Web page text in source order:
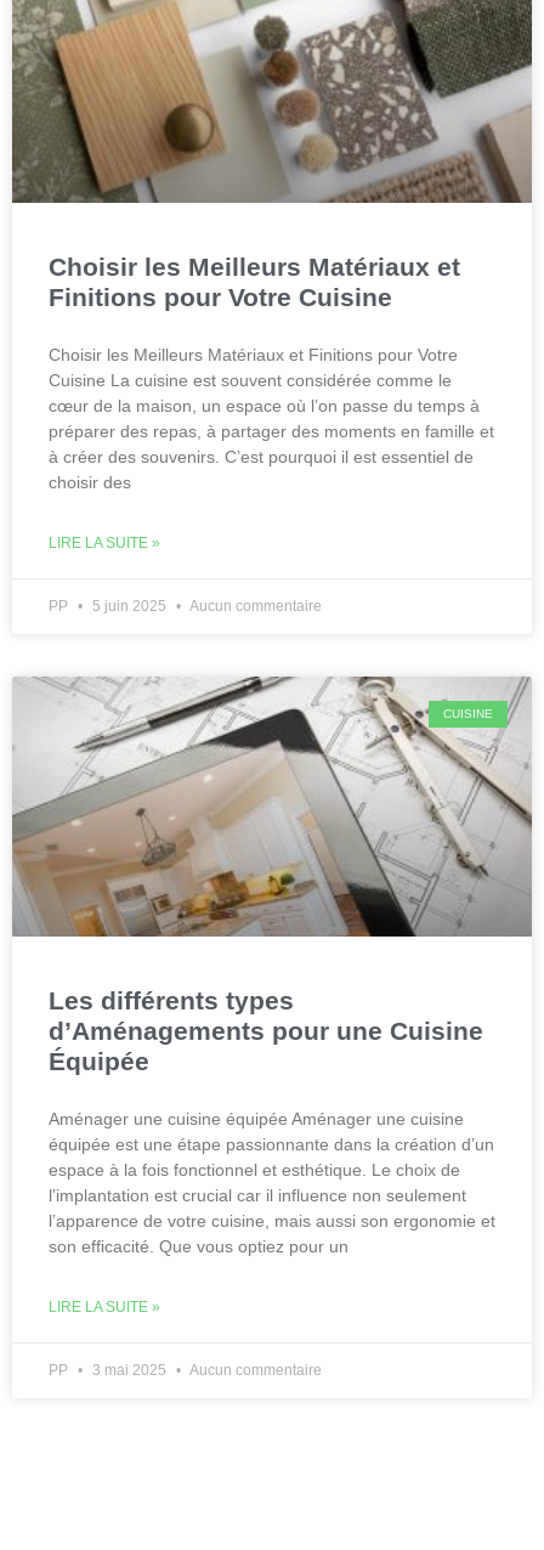
Choisir les Meilleurs Matériaux et
Finitions pour Votre Cuisine
Choisir les Meilleurs Matériaux et Finitions pour Votre
Cuisine La cuisine est souvent considérée comme le
cœur de la maison, un espace où l’on passe du temps à
préparer des repas, à partager des moments en famille et
à créer des souvenirs. C’est pourquoi il est essentiel de
choisir des
LIRE LA SUITE »
PP 5 juin 2025 Aucun commentaire
CUISINE
Les différents types
d’Aménagements pour une Cuisine
Équipée
Aménager une cuisine équipée Aménager une cuisine
équipée est une étape passionnante dans la création d’un
espace à la fois fonctionnel et esthétique. Le choix de
l’implantation est crucial car il influence non seulement
l’apparence de votre cuisine, mais aussi son ergonomie et
son efficacité. Que vous optiez pour un
LIRE LA SUITE »
PP 3 mai 2025 Aucun commentaire